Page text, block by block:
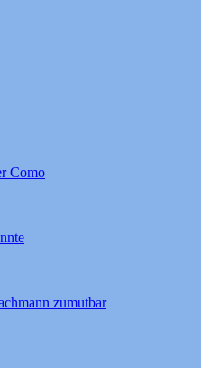
Como
zumutbar